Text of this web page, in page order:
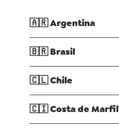
🇦🇷Argentina
🇧🇷Brasil
🇨🇱Chile
🇨🇮Costa de Marfil